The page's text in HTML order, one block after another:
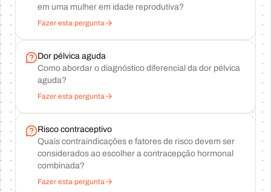
em uma mulher em idade reprodutiva?
Fazer esta pergunta
Dor pélvica aguda
Como abordar o diagnóstico diferencial da dor pélvica
aguda?
Fazer esta pergunta
Risco contraceptivo
Quais contraindicações e fatores de risco devem ser
considerados ao escolher a contracepção hormonal
combinada?
Fazer esta pergunta